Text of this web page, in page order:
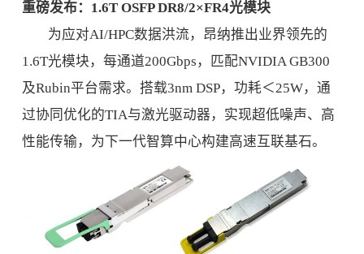
重磅发布：1.6T OSFP DR8/2×FR4光模块
为应对AI/HPC数据洪流，昂纳推出业界领先的
1.6T光模块，每通道200Gbps，匹配NVIDIA GB300
及Rubin平台需求。搭载3nm DSP，功耗＜25W，通
过协同优化的TIA与激光驱动器，实现超低噪声、高
性能传输，为下一代智算中心构建高速互联基石。